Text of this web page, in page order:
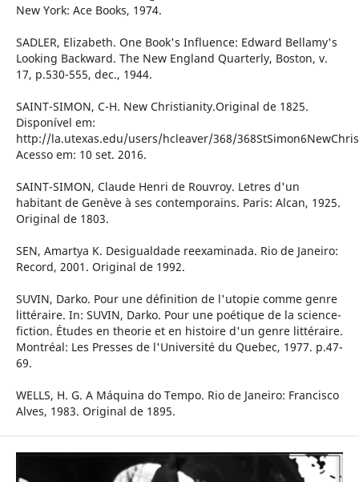
New York: Ace Books, 1974.
SADLER, Elizabeth. One Book's Influence: Edward Bellamy's
Looking Backward. The New England Quarterly, Boston, v.
17, p.530-555, dec., 1944.
SAINT-SIMON, C-H. New Christianity.Original de 1825.
Disponível em:
http://la.utexas.edu/users/hcleaver/368/
Acesso em: 10 set. 2016.
SAINT-SIMON, Claude Henri de Rouvroy. Letres d'un
habitant de Genève à ses contemporains. Paris: Alcan, 1925.
Original de 1803.
SEN, Amartya K. Desigualdade reexaminada. Rio de Janeiro:
Record, 2001. Original de 1992.
SUVIN, Darko. Pour une définition de l'utopie comme genre
littéraire. In: SUVIN, Darko. Pour une poétique de la science-
fiction. Études en theorie et en histoire d'un genre littéraire.
Montréal: Les Presses de l'Université du Quebec, 1977. p.47-
69.
WELLS, H. G. A Máquina do Tempo. Rio de Janeiro: Francisco
Alves, 1983. Original de 1895.